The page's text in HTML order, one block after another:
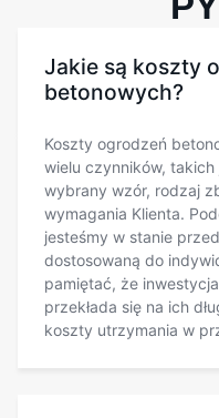
Jakie są koszty
betonowych?
Koszty ogrodzeń
wielu czynników,
wybrany wzór, rodzaj
wymagania Klienta.
jesteśmy w stanie
dostosowaną do
pamiętać, że
przekłada się na ich
koszty utrzymania w